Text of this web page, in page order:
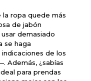
la ropa quede más
de jabón
demasiado
se haga
de los
Además, ¿sabías
para prendas